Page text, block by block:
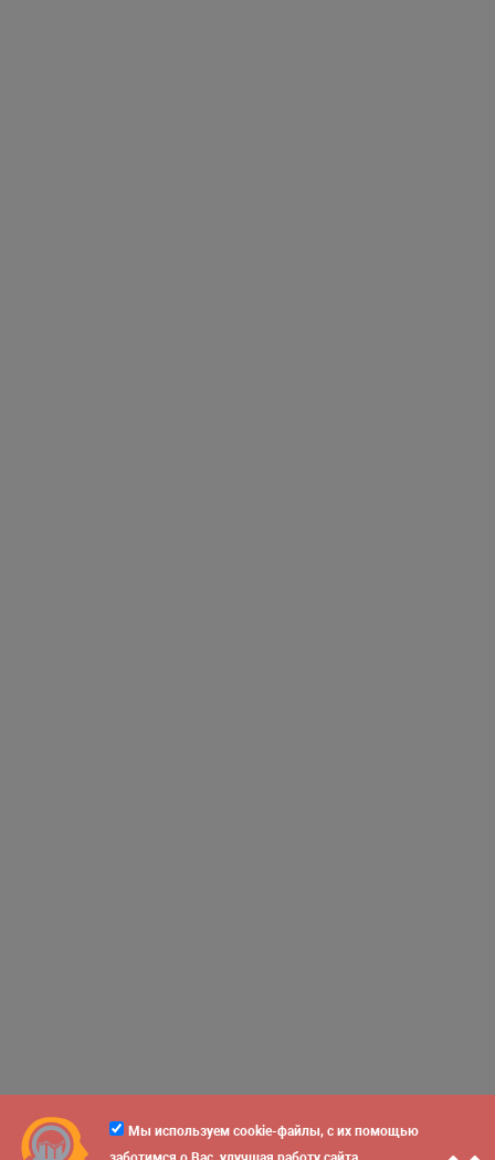
Мы используем cookie-файлы, с их помощью